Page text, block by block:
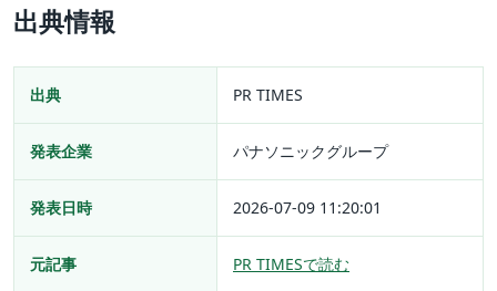
出典情報
出典 PR TIMES
発表企業 パナソニックグループ
発表日時 2026-07-09 11:20:01
元記事 PR TIMESで読む